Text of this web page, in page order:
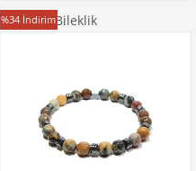
Doğaltaş Bileklik
%34 İndirim